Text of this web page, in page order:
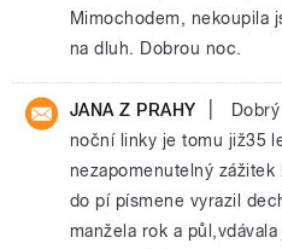
Mimochodem, nekoupila
na dluh. Dobrou noc.
JANA Z PRAHY
noční linky je tomu již35
nezapomenutelný
do pí písmene vyrazil
manžela rok a